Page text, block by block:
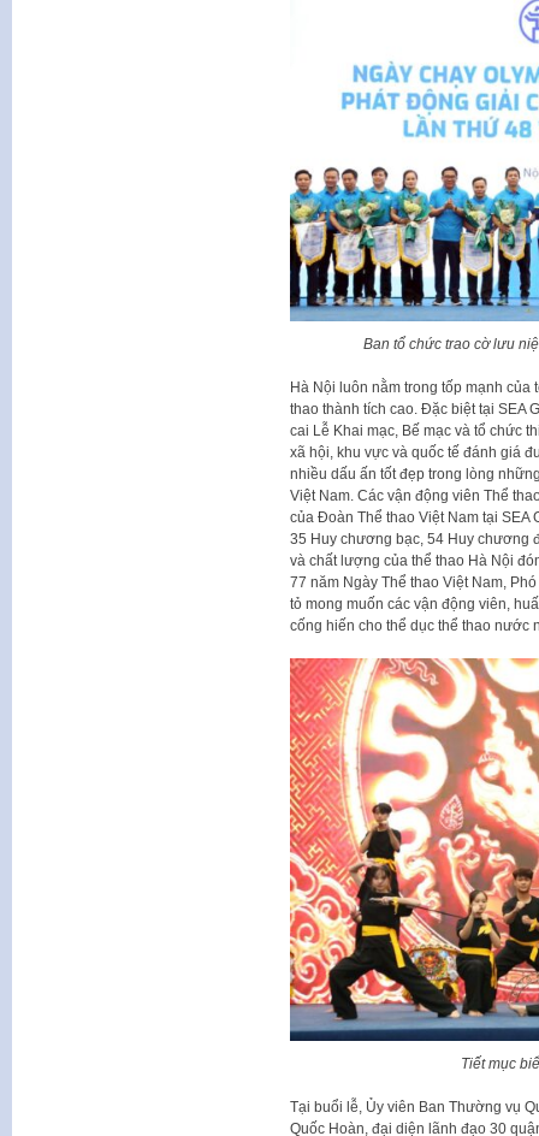
Ban tổ chức trao cờ lưu
Hà Nội luôn nằm trong tốp mạnh
thao thành tích cao. Đặc biệt tại SEA
cai Lễ Khai mạc, Bế mạc và tổ chức
xã hội, khu vực và quốc tế đánh giá
nhiều dấu ấn tốt đẹp trong lòng
Việt Nam. Các vận động viên Thể
của Đoàn Thể thao Việt Nam tại
35 Huy chương bạc, 54 Huy chương
và chất lượng của thể thao Hà Nội
77 năm Ngày Thể thao Việt Nam,
tỏ mong muốn các vận động viên,
cống hiến cho thể dục thể thao nước
Tiết mục
Tại buổi lễ, Ủy viên Ban Thường vụ
Quốc Hoàn, đại diện lãnh đạo 30